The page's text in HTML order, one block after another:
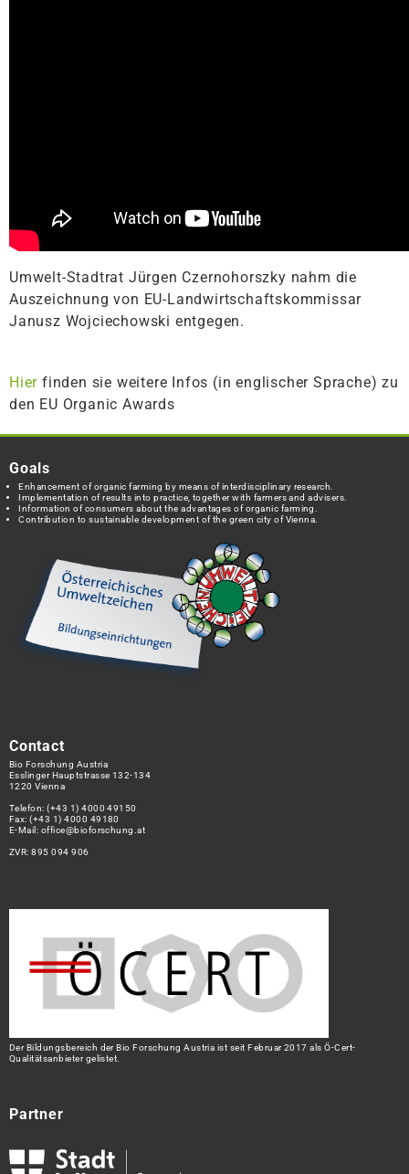
Umwelt-Stadtrat Jürgen Czernohorszky nahm die
Auszeichnung von EU-Landwirtschaftskommissar
Janusz Wojciechowski entgegen.
Hier finden sie weitere Infos (in englischer Sprache) zu
den EU Organic Awards
Goals
Enhancement of organic farming by means of interdisciplinary research.
Implementation of results into practice, together with farmers and advisers.
Information of consumers about the advantages of organic farming.
Contribution to sustainable development of the green city of Vienna.
Contact
Bio Forschung Austria
Esslinger Hauptstrasse 132-134
1220 Vienna
Telefon:(+43 1) 4000 49150
Fax: (+43 1) 4000 49180
E-Mail: office@bioforschung.at
ZVR: 895 094 906
Der Bildungsbereich der Bio Forschung Austria ist seit Februar 2017 als Ö-Cert-
Qualitätsanbieter gelistet.
Partner